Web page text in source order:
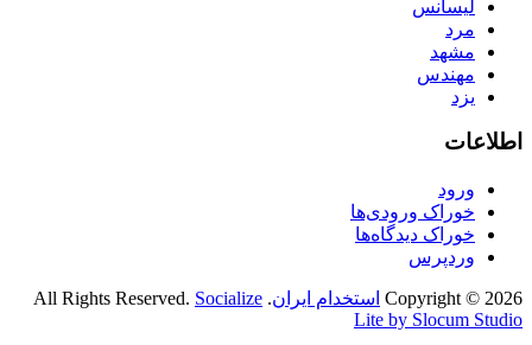
لیسانس
مرد
مشهد
مهندس
یزد
اطلاعات
ورود
خوراک ورودی‌ها
خوراک دیدگاه‌ها
وردپرس
Copyright © 2026 استخدام ایران. All Rights Reserved.
Socialize
Lite by Slocum Studio